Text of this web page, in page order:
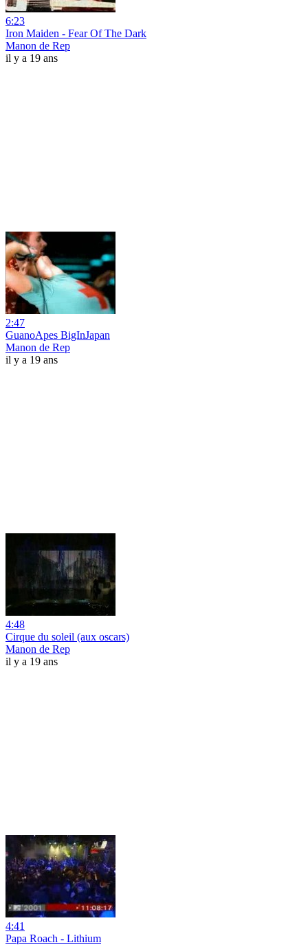
6:23
Iron Maiden - Fear Of The Dark
Manon de Rep
il y a 19 ans
2:47
GuanoApes BigInJapan
Manon de Rep
il y a 19 ans
4:48
Cirque du soleil (aux oscars)
Manon de Rep
il y a 19 ans
4:41
Papa Roach - Lithium